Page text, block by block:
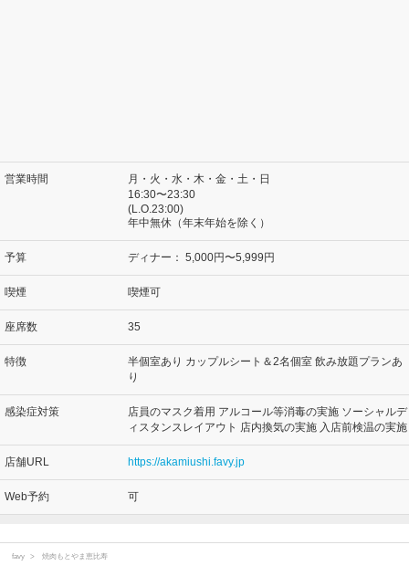
営業時間
月・火・水・木・金・土・日
16:30〜23:30
(L.O.23:00)
年中無休（年末年始を除く）
予算 ディナー： 5,000円〜5,999円
喫煙 喫煙可
座席数 35
特徴
半個室あり カップルシート＆2名個室 飲み放題プランあ
り
感染症対策
店員のマスク着用 アルコール等消毒の実施 ソーシャルデ
ィスタンスレイアウト 店内換気の実施 入店前検温の実施
店舗URL https://akamiushi.favy.jp
Web予約 可
favy 焼肉もとやま恵比寿